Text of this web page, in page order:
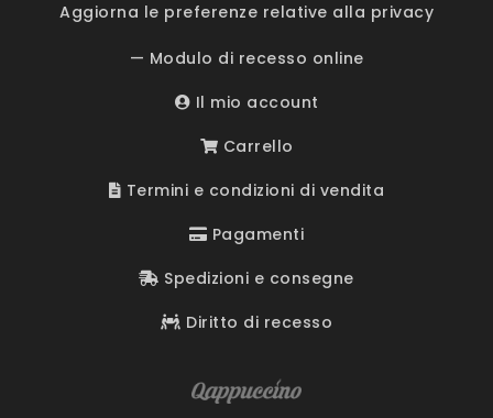
Aggiorna le preferenze relative alla privacy
— Modulo di recesso online
Il mio account
Carrello
Termini e condizioni di vendita
Pagamenti
Spedizioni e consegne
Diritto di recesso